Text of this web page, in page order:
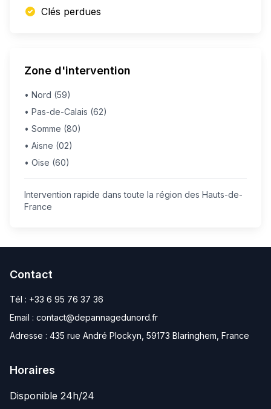
Clés perdues
Zone d'intervention
• Nord (59)
• Pas-de-Calais (62)
• Somme (80)
• Aisne (02)
• Oise (60)
Intervention rapide dans toute la région des Hauts-de-
France
Contact
Tél : +33 6 95 76 37 36
Email : contact@depannagedunord.fr
Adresse : 435 rue André Plockyn, 59173 Blaringhem, France
Horaires
Disponible 24h/24